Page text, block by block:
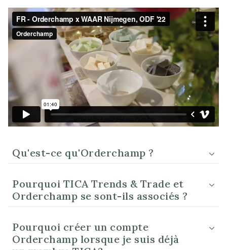
Qu'est-ce qu'Orderchamp ?
Pourquoi TICA Trends & Trade et
Orderchamp se sont-ils associés ?
Pourquoi créer un compte
Orderchamp lorsque je suis déjà